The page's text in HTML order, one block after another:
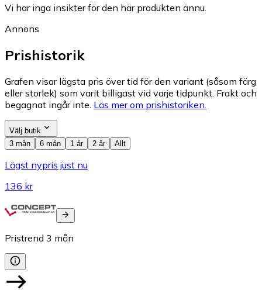
Vi har inga insikter för den här produkten ännu.
Annons
Prishistorik
Grafen visar lägsta pris över tid för den variant (såsom färg
eller storlek) som varit billigast vid varje tidpunkt. Frakt och
begagnat ingår inte. Läs mer om prishistoriken.
Välj butik
3 mån
6 mån 1 år 2 år Allt
Lägst nypris just nu
136 kr
Pristrend 3 mån